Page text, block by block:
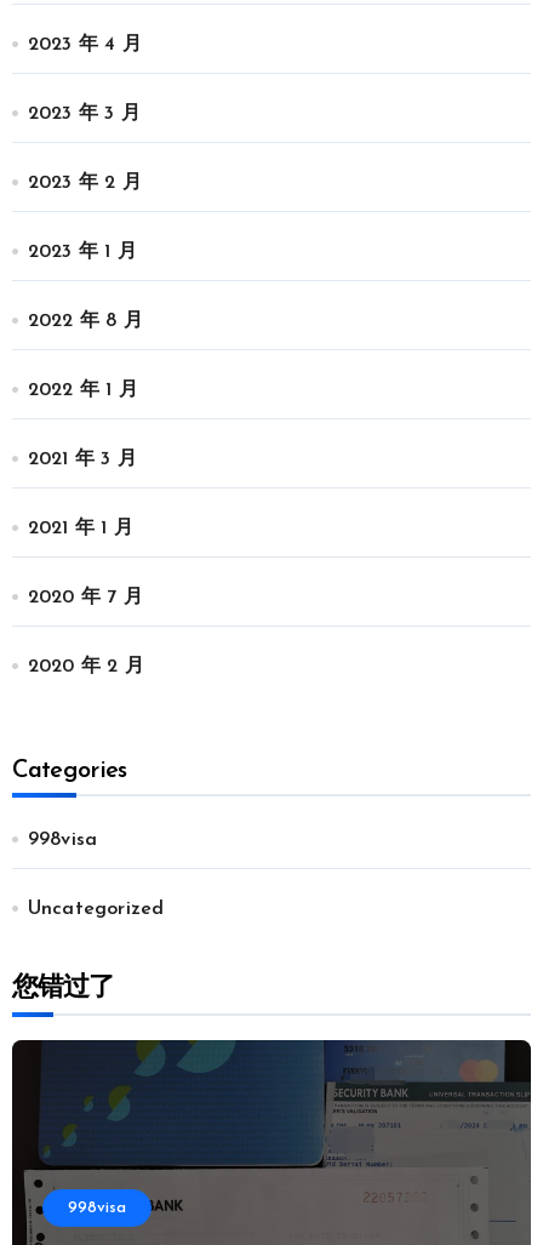
2023 年 4 月
2023 年 3 月
2023 年 2 月
2023 年 1 月
2022 年 8 月
2022 年 1 月
2021 年 3 月
2021 年 1 月
2020 年 7 月
2020 年 2 月
Categories
998visa
Uncategorized
您错过了
998visa